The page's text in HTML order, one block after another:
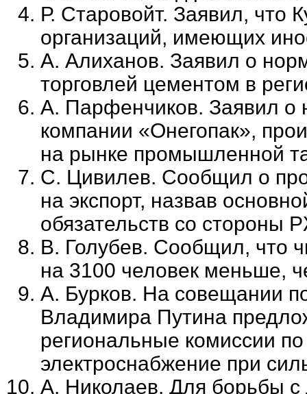
Р. Старовойт. Заявил, что
организаций, имеющих
А. Алиханов. Заявил о
торговлей цементом в
А. Парфенчиков. Заявил о
компании «Онегопак»,
на рынке промышленной
С. Цивилев. Сообщил о
на экспорт, назвав
обязательств со
В. Голубев. Сообщил, что
на 3100 человек меньше,
А. Бурков. На совещании
Владимира Путина
региональные комиссии
электроснабжение при
А. Николаев. Для борьбы